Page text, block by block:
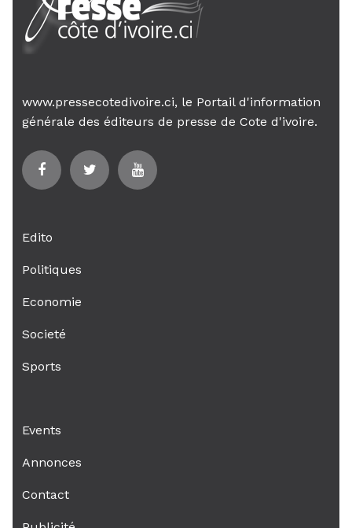
www.pressecotedivoire.ci, le Portail d'information
générale des éditeurs de presse de Cote d'ivoire.
Edito
Politiques
Economie
Societé
Sports
Events
Annonces
Contact